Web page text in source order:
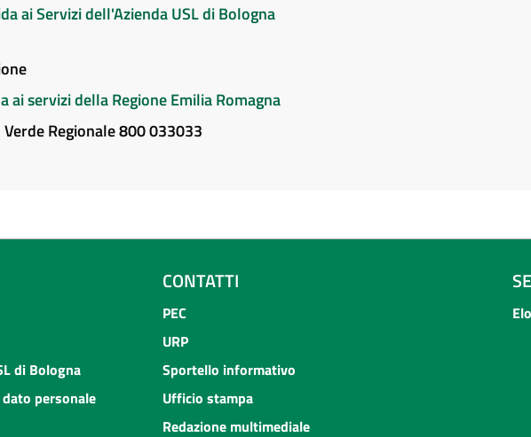
ai Servizi dell'Azienda USL di Bologna
ai servizi della Regione Emilia Romagna
Regionale 800 033033
di Bologna
personale
CONTATTI
PEC
URP
Sportello informativo
Ufficio stampa
Redazione multimediale